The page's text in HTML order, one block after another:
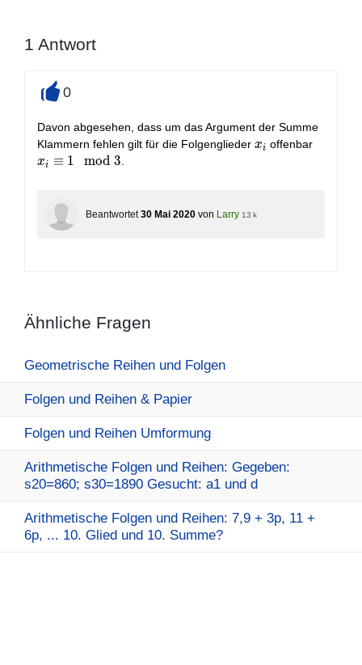
1 Antwort
0
Davon abgesehen, dass um das Argument der Summe
Klammern fehlen gilt für die Folgenglieder x_i
xi offenbar
xi ≡ 1 mod 3
Beantwortet 30 Mai 2020 von Larry 13 k
Ähnliche Fragen
Geometrische Reihen und Folgen
Folgen und Reihen & Papier
Folgen und Reihen Umformung
Arithmetische Folgen und Reihen: Gegeben:
s20=860; s30=1890 Gesucht: a1 und d
Arithmetische Folgen und Reihen: 7,9 + 3p, 11 +
6p, ... 10. Glied und 10. Summe?